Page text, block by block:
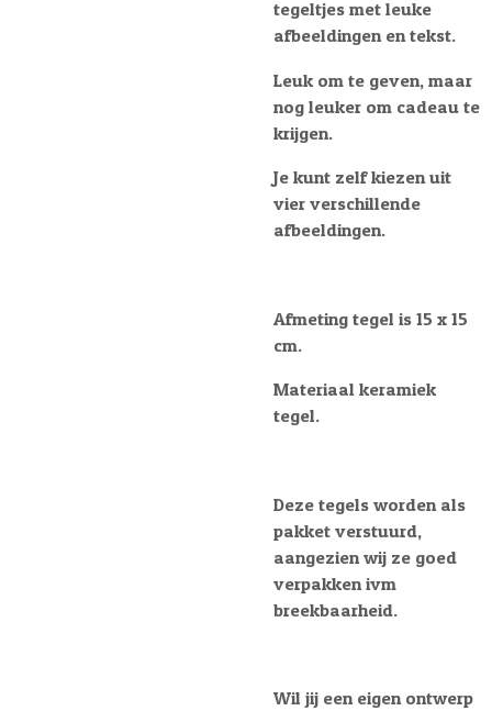
tegeltjes met leuke
afbeeldingen en tekst.
Leuk om te geven, maar
nog leuker om cadeau te
krijgen.
Je kunt zelf kiezen uit
vier verschillende
afbeeldingen.
Afmeting tegel is 15 x 15
cm.
Materiaal keramiek
tegel.
Deze tegels worden als
pakket verstuurd,
aangezien wij ze goed
verpakken ivm
breekbaarheid.
Wil jij een eigen ontwerp